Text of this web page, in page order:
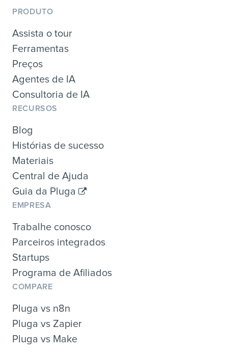
PRODUTO
Assista o tour
Ferramentas
Preços
Agentes de IA
Consultoria de IA
RECURSOS
Blog
Histórias de sucesso
Materiais
Central de Ajuda
Guia da Pluga
EMPRESA
Trabalhe conosco
Parceiros integrados
Startups
Programa de Afiliados
COMPARE
Pluga vs n8n
Pluga vs Zapier
Pluga vs Make